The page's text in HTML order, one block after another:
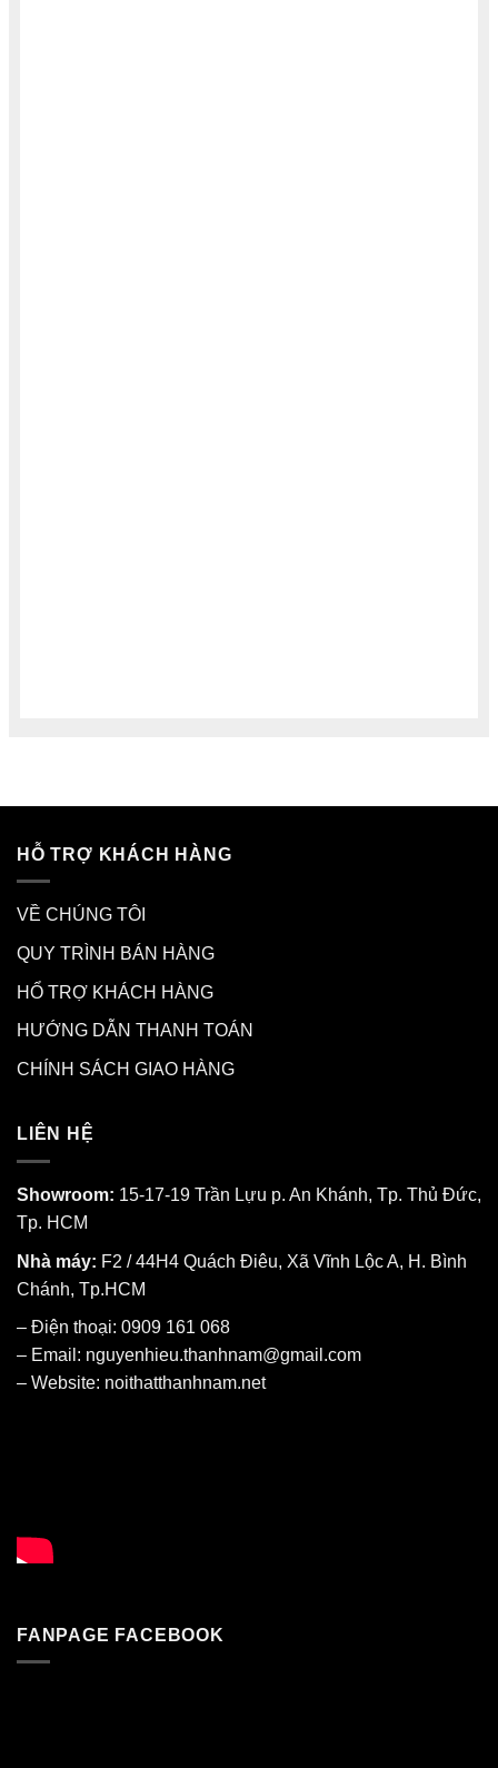
HỖ TRỢ KHÁCH HÀNG
VỀ CHÚNG TÔI
QUY TRÌNH BÁN HÀNG
HỔ TRỢ KHÁCH HÀNG
HƯỚNG DẪN THANH TOÁN
CHÍNH SÁCH GIAO HÀNG
LIÊN HỆ
Showroom: 15-17-19 Trần Lựu p. An Khánh, Tp. Thủ Đức,
Tp. HCM
Nhà máy: F2 / 44H4 Quách Điêu, Xã Vĩnh Lộc A, H. Bình
Chánh, Tp.HCM
– Điện thoại: 0909 161 068
– Email: nguyenhieu.thanhnam@gmail.com
– Website: noithatthanhnam.net
FANPAGE FACEBOOK